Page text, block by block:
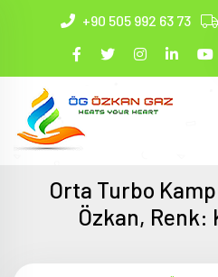
+90 505 992 63 73
Orta Turbo
Özkan, Renk: